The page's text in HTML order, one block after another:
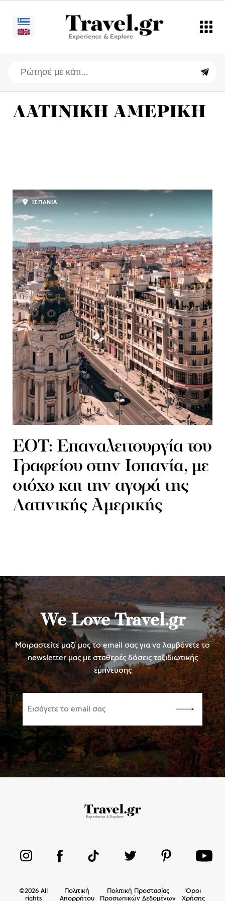
ΛΑΤΙΝΙΚΗ ΑΜΕΡΙΚΗ
ΕΟΤ: Επαναλειτουργία του
Γραφείου στην Ισπανία, με
στόχο και την αγορά της
Λατινικής Αμερικής
ΙΣΠΑΝΙΑ
We Love Travel.gr
Μοιραστείτε μαζί μας το email σας για να λαμβάνετε το
newsletter μας με σταθερές δόσεις ταξιδιωτικής
έμπνευσης
©2026 All
rights
Πολιτική
Απορρήτου
Πολιτική Προστασίας
Προσωπικών Δεδομένων
Όροι
Χρήσης